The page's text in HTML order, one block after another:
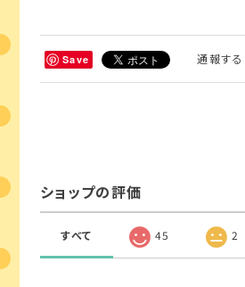
Save 通報する
ショップの評価
すべて 45 2